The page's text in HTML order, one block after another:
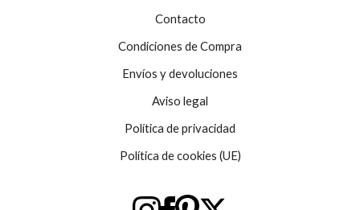
Contacto
Condiciones de Compra
Envíos y devoluciones
Aviso legal
Política de privacidad
Política de cookies (UE)